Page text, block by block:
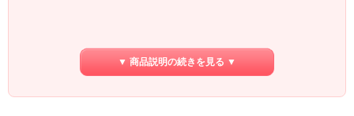
フェナカイトはこの地球上でもっとも波動が高いとされるハイバイブレーション
ストーンのひとつです。特にロシア産のフェナカイトは高い波動を持ち、エネル
す。
▼ 商品説明の続きを見る ▼